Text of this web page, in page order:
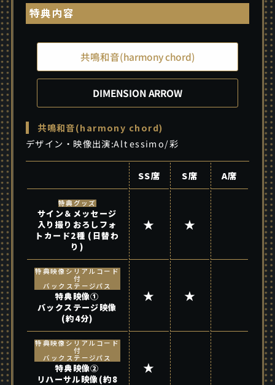
特典内容
共鳴和音(harmony chord)
DIMENSION ARROW
共鳴和音(harmony chord)
デザイン・映像出演:Altessimo/彩
SS席 S席 A席
特典グッズ
サイン＆メッセージ
入り撮りおろしフォ
トカード2種 (日替わ
り)
★ ★
特典映像シリアルコード
付
バックステージパス
特典映像①
バックステージ映像
(約4分)
★ ★
特典映像シリアルコード
付
バックステージパス
特典映像②
リハーサル映像(約8
★